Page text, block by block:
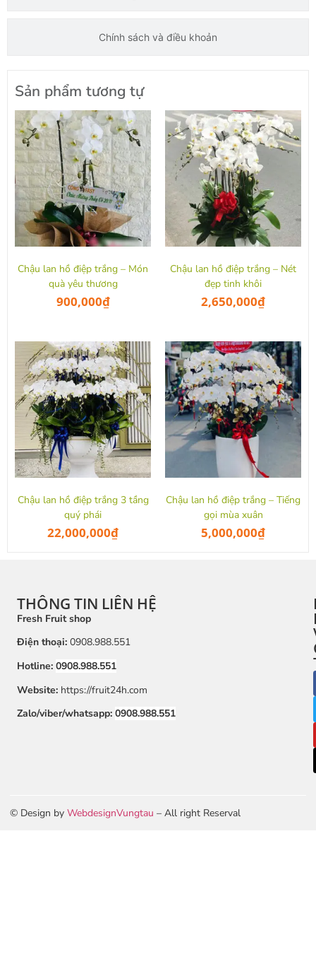
Chính sách và điều khoản
Sản phẩm tương tự
Chậu lan hồ điệp trắng – Món
quà yêu thương
900,000₫
Chậu lan hồ điệp trắng – Nét
đẹp tinh khôi
2,650,000₫
Chậu lan hồ điệp trắng 3 tầng
quý phái
22,000,000₫
Chậu lan hồ điệp trắng – Tiếng
gọi mùa xuân
5,000,000₫
THÔNG TIN LIÊN HỆ
Fresh Fruit shop
Điện thoại: 0908.988.551
Hotline: 0908.988.551
Website: https://fruit24h.com
Zalo/viber/whatsapp: 0908.988.551
© Design by WebdesignVungtau – All right Reserval